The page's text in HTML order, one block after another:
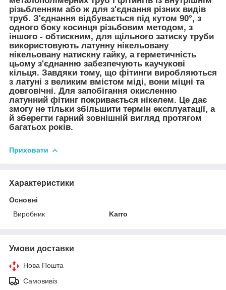
різьбленням або ж для з'єднання різних видів
труб. З'єднання відбувається під кутом 90°, з
одного боку косинця різьбовим методом, з
іншого - обтискним, для щільного затиску труби
використовують латунну нікельовану
нікельовану натискну гайку, а герметичність
цьому з'єднанню забезпечують каучукові
кільця. Завдяки тому, що фітинги виробляються
з латуні з великим вмістом міді, вони міцні та
довговічні. Для запобігання окисленню
латунний фітинг покривається нікелем. Це дає
змогу не тільки збільшити термін експлуатації, а
й зберегти гарний зовнішній вигляд протягом
багатьох років.
Приховати
Характеристики
Основні
Виробник
Karro
Умови доставки
Нова Пошта
Самовивіз